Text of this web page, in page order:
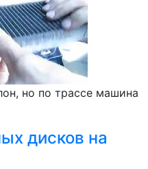
но по трассе машина
дисков на